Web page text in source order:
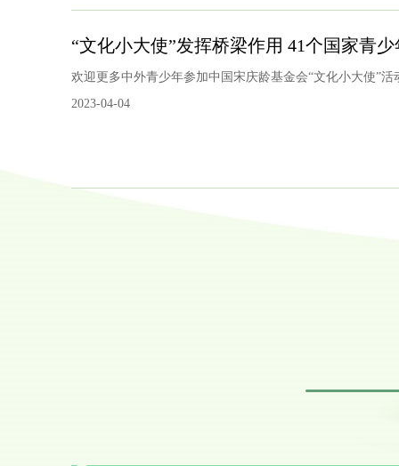
“文化小大使”发挥桥梁作用 41个国家青
欢迎更多中外青少年参加中国宋庆龄基金会“文化小大使”
2023-04-04